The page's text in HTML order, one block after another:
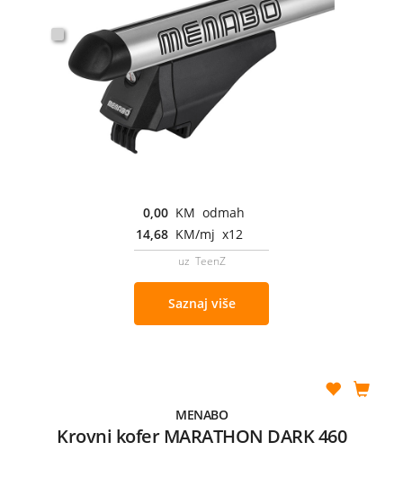
0,00 KM odmah
14,68 KM/mj x12
uz TeenZ
Saznaj više
MENABO
Krovni kofer MARATHON DARK 460